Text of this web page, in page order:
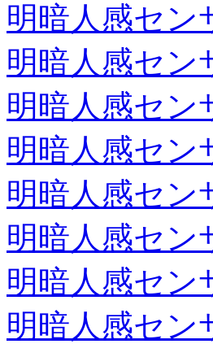
明暗人感セン
明暗人感セン
明暗人感セン
明暗人感セン
明暗人感セン
明暗人感セン
明暗人感セン
明暗人感セン